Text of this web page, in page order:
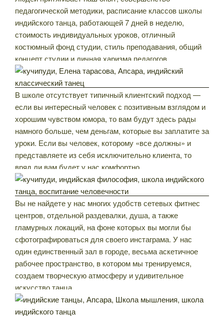
педагогической методики, расписание классов школы
индийского танца, работающей 7 дней в неделю,
стоимость индивидуальных уроков, отличный
костюмный фонд студии, стиль преподавания, общий
концепт студии и личная харизма педагогов.
В школе отсутствует типичный клиентский подход —
если вы интересный человек с позитивным взглядом и
хорошим чувством юмора, то вам будут здесь рады
намного больше, чем деньгам, которые вы заплатите за
уроки. Если вы человек, которому «все должны» и
представляете из себя исключительно клиента, то
вряд ли вам будет у нас комфортно.
Вы не найдете у нас многих удобств сетевых фитнес
центров, отдельной раздевалки, душа, а также
гламурных локаций, на фоне которых вы могли бы
сфотографироваться для своего инстаграма. У нас
один единственный зал в городе, весьма аскетичное
рабочее пространство, в котором мы тренируемся,
создаем творческую атмосферу и удивительное
искусство танца.